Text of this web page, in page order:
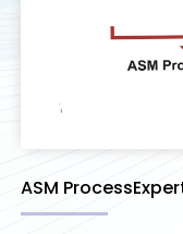
ASM